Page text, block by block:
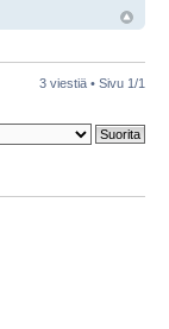
3 viestiä • Sivu 1/1